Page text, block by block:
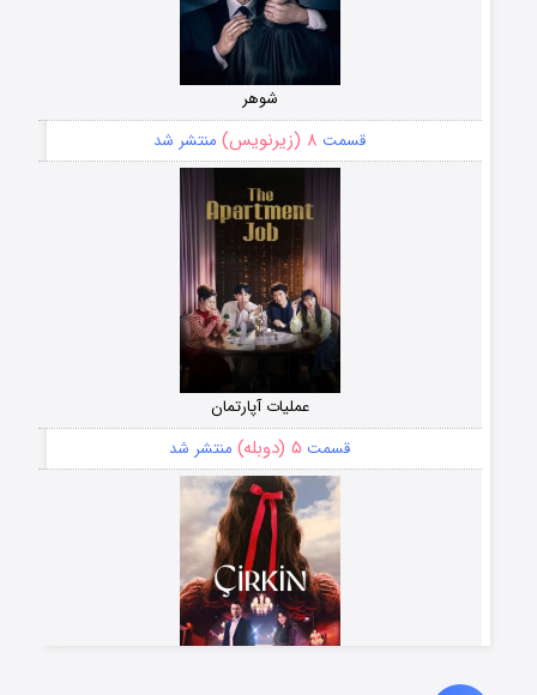
شوهر
قسمت ۸ (زیرنویس) منتشر شد
عملیات آپارتمان
قسمت ۵ (دوبله) منتشر شد